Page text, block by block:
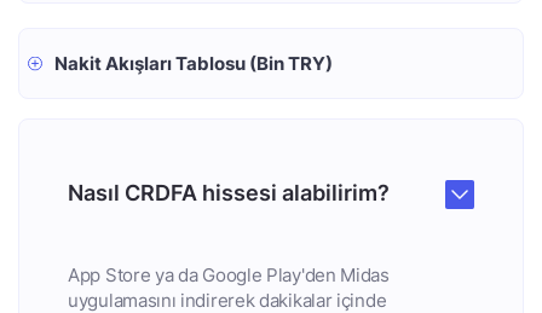
Nakit Akışları Tablosu (Bin TRY)
Nasıl CRDFA hissesi alabilirim?
App Store ya da Google Play'den Midas
uygulamasını indirerek dakikalar içinde